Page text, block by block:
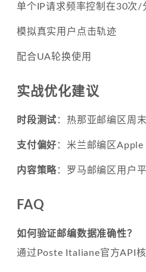
单个IP请求频率控制在30次/
模拟真实用户点击轨迹
配合UA轮换使用
实战优化建议
时段测试 ：热那亚邮编区周
支付偏好 ：米兰邮编区
内容策略：罗马邮编区用户
FAQ
如何验证邮编数据准确性？
通过Poste Italiane官方API